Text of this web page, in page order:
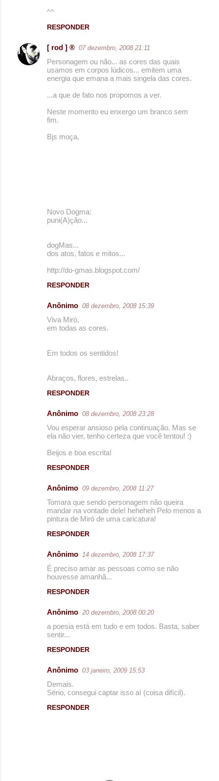
^^
RESPONDER
[ rod ] ® 07 dezembro, 2008 21:11
Personagem ou não... as cores das quais
usamos em corpos lúdicos... emitem uma
energia que emana a mais singela das cores.
...a que de fato nos propomos a ver.
Neste momento eu enxergo um branco sem
fim.
Bjs moça,
Novo Dogma:
puni(A)ção...
dogMas...
dos atos, fatos e mitos...
http://do-gmas.blogspot.com/
RESPONDER
Anônimo 08 dezembro, 2008 15:39
Viva Miró,
em todas as cores.
Em todos os sentidos!
Abraços, flores, estrelas..
RESPONDER
Anônimo 08 dezembro, 2008 23:28
Vou esperar ansioso pela continuação. Mas se
ela não vier, tenho certeza que você tentou! :)
Beijos e boa escrita!
RESPONDER
Anônimo 09 dezembro, 2008 11:27
Tomara que sendo personagem não queira
mandar na vontade dele! heheheh Pelo menos a
pintura de Miró de uma caricatura!
RESPONDER
Anônimo 14 dezembro, 2008 17:37
É preciso amar as pessoas como se não
houvesse amanhã...
RESPONDER
Anônimo 20 dezembro, 2008 00:20
a poesia está em tudo e em todos. Basta, saber
sentir...
RESPONDER
Anônimo 03 janeiro, 2009 15:53
Demais.
Sério, consegui captar isso aí (coisa difícil).
RESPONDER